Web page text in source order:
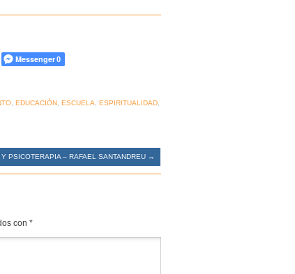
Messenger0
EDUCACIÓN ESCUELA ESPIRITUALIDAD
PSICOTERAPIA – RAFAEL SANTANDREU →
con *